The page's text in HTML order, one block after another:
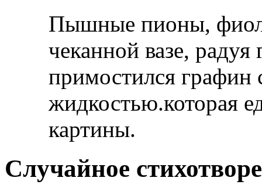
Пышные пионы,
чеканной вазе,
примостился графин
жидкостью.которая
картины.
Случайное